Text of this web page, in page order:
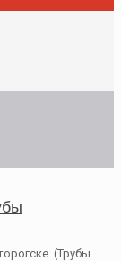
(Трубы